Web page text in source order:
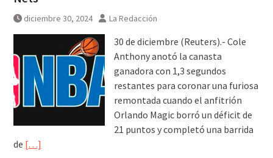
diciembre 30, 2024 La Redacción
30 de diciembre (Reuters).- Cole
Anthony anotó la canasta
ganadora con 1,3 segundos
restantes para coronar una furiosa
remontada cuando el anfitrión
Orlando Magic borró un déficit de
21 puntos y completó una barrida
de […]